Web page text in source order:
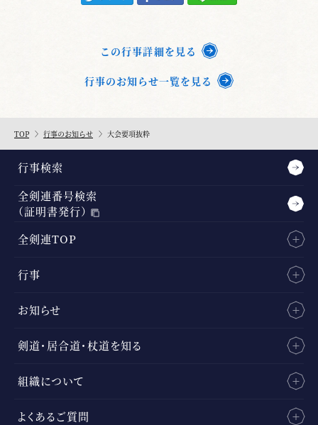
この行事詳細を見る
行事のお知らせ一覧を見る
TOP 行事のお知らせ 大会要項抜粋
行事検索
全剣連番号検索
（証明書発行）
全剣連TOP
行事
お知らせ
剣道・居合道・杖道を知る
組織について
よくあるご質問